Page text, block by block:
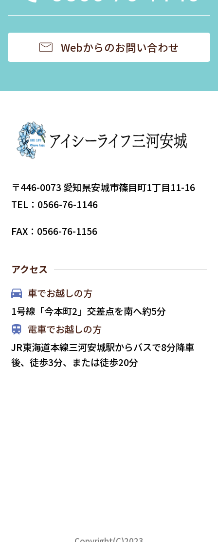
Webからのお問い合わせ
〒446-0073 愛知県安城市篠目町1丁目11-16
TEL：0566-76-1146
FAX：0566-76-1156
アクセス
車でお越しの方
1号線「今本町2」交差点を南へ約5分
電車でお越しの方
JR東海道本線三河安城駅からバスで8分降車
後、徒歩3分、または徒歩20分